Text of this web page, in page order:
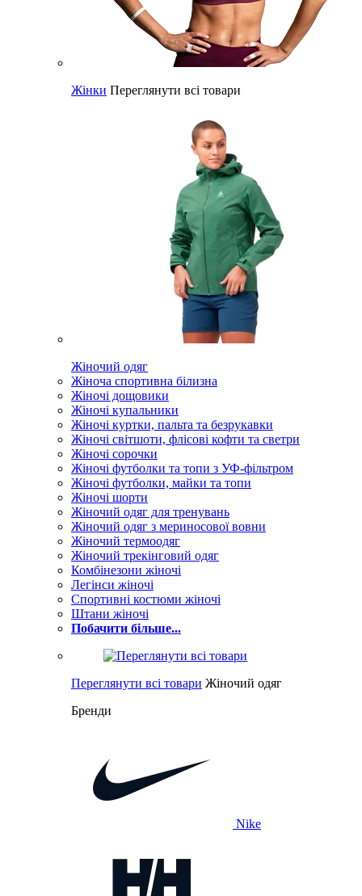
Жінки Переглянути всі товари
Жіночий одяг
Жіноча спортивна білизна
Жіночі дощовики
Жіночі купальники
Жіночі куртки, пальта та безрукавки
Жіночі світшоти, флісові кофти та светри
Жіночі сорочки
Жіночі футболки та топи з УФ-фільтром
Жіночі футболки, майки та топи
Жіночі шорти
Жіночий одяг для тренувань
Жіночий одяг з мериносової вовни
Жіночий термоодяг
Жіночий трекінговий одяг
Комбінезони жіночі
Легінси жіночі
Спортивні костюми жіночі
Штани жіночі
Побачити більше...
Переглянути всі товари Жіночий одяг
Бренди
Nike